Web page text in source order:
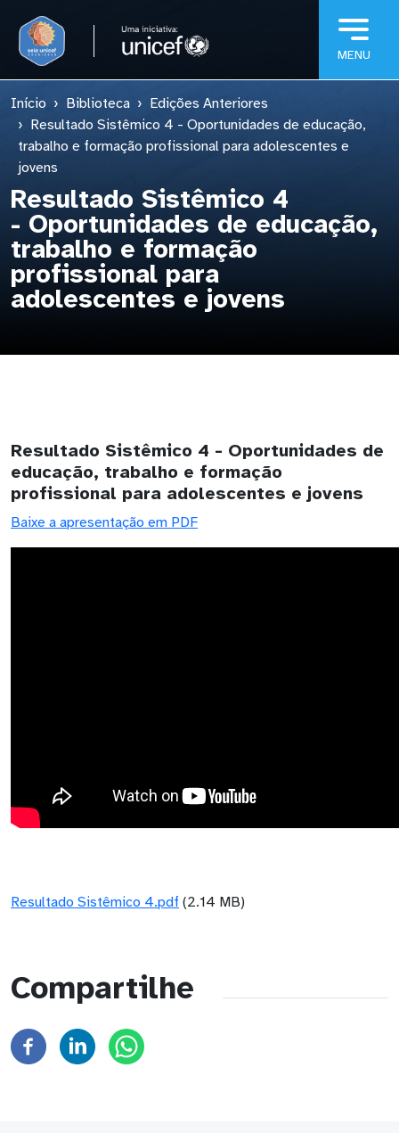
Início Biblioteca
Edições Anteriores
Resultado Sistêmico 4 - Oportunidades de educação,
trabalho e formação profissional para adolescentes e
jovens
Resultado Sistêmico 4
- Oportunidades de educação,
trabalho e formação
profissional para
adolescentes e jovens
Resultado Sistêmico 4 - Oportunidades de
educação, trabalho e formação
profissional para adolescentes e jovens
Baixe a apresentação em PDF
Resultado Sistêmico 4.pdf (2.14 MB)
Compartilhe